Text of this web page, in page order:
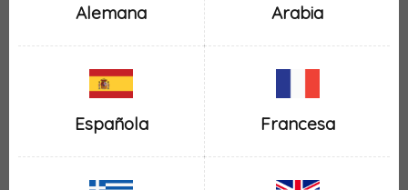
Alemana Arabia
Española Francesa